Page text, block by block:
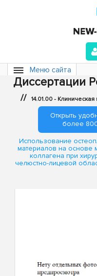
Меню сайта
Диссертации
// 14.01.00 -
Открыть
более
Использование
материалов на основе
коллагена при
челюстно-лицевой